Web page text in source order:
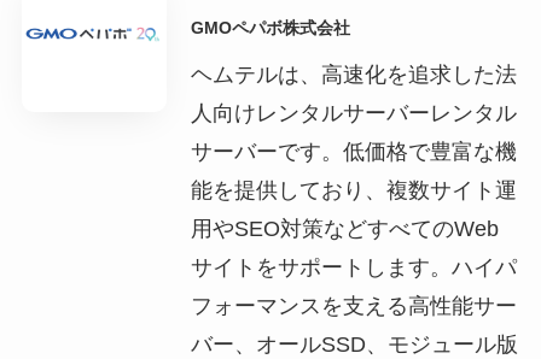
GMOペパボ株式会社
ヘムテルは、高速化を追求した法
人向けレンタルサーバーレンタル
サーバーです。低価格で豊富な機
能を提供しており、複数サイト運
用やSEO対策などすべてのWeb
サイトをサポートします。ハイパ
フォーマンスを支える高性能サー
バー、オールSSD、モジュール版